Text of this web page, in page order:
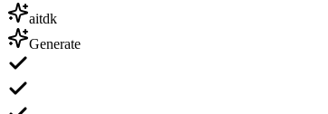
aitdk
Generate